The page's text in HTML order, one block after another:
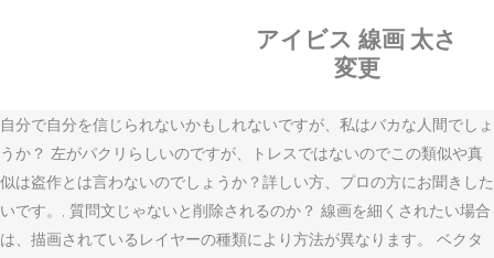
アイビス 線画 太さ
変更
自分で自分を信じられないかもしれないですが、私はバカな人間でしょ
うか？ 左がパクリらしいのですが、トレスではないのでこの類似や真
似は盗作とは言わないのでしょうか？詳しい方、プロの方にお聞きした
いです。, 質問文じゃないと削除されるのか？ 線画を細くされたい場合
は、描画されているレイヤーの種類により方法が異なります。 ベクタ